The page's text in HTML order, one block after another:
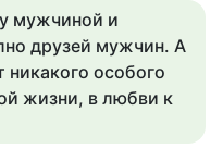
мужчиной и
друзей мужчин. А
особого
жизни, в любви к